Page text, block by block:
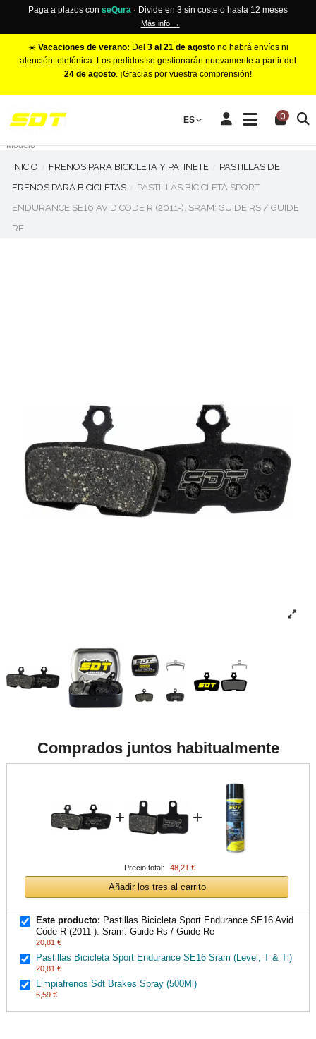
Paga a plazos con seQura · Divide en 3 sin coste o hasta 12 meses
Más info →
☀️ Vacaciones de verano: Del 3 al 21 de agostono habrá envíos ni
atención telefónica. Los pedidos se gestionarán nuevamente a partir del
24 de agosto. ¡Gracias por vuestra comprensión!
ES 0
Make
Modelo
INICIO FRENOS PARA BICICLETA Y PATINETE
PASTILLAS DE
FRENOS PARA BICICLETAS
PASTILLAS BICICLETA SPORT
ENDURANCE SE16 AVID CODE R (2011-). SRAM: GUIDE RS / GUIDE
RE
Comprados juntos habitualmente
+ +
Precio total: 48,21 €
Añadir los tres al carrito
Este producto: Pastillas Bicicleta Sport Endurance SE16 Avid
Code R (2011-). Sram: Guide Rs / Guide Re
20,81 €
Pastillas Bicicleta Sport Endurance SE16 Sram (Level, T & Tl)
20,81 €
Limpiafrenos Sdt Brakes Spray (500Ml)
6,59 €